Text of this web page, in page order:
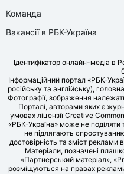
Команда
Вакансії в РБК-Україна
Ідентифікатор онлайн-медіа в
Інформаційний портал «РБК-
російську та англійську),
Фотографії, зображення
Порталі, авторами яких є
умовах ліцензії Creative
«РБК-Україна» може не поділяти
не підлягають
достовірність та зміст реклами
Матеріали, позначені
«Партнерський матеріал»,
розміщуються на правах реклами